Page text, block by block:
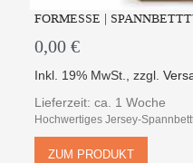
FORMESSE |
0,00 €
Inkl. 19% MwSt. ,zzgl.
Lieferzeit: ca. 1 Woche
Hochwertiges Jersey-
ZUM PRODUKT